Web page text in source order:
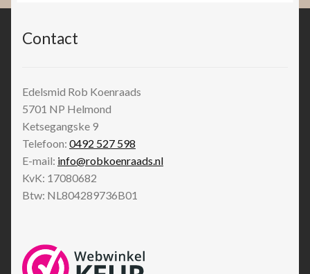
Contact
Edelsmid Rob Koenraads
5701 NP Helmond
Ketsegangske 9
Telefoon: 0492 527 598
E-mail: info@robkoenraads.nl
KvK: 17080682
Btw: NL804289736B01